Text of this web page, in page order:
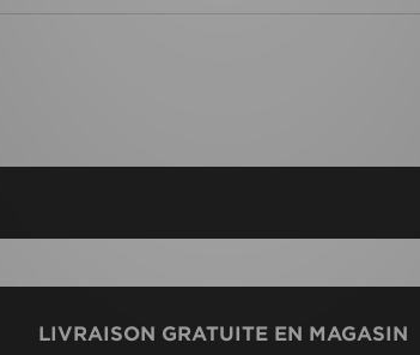
LIVRAISON GRATUITE EN MAGASIN